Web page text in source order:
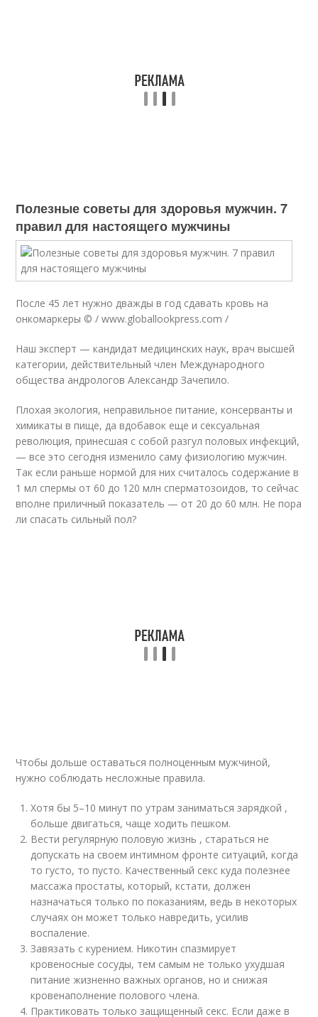
Полезные советы для здоровья мужчин. 7
правил для настоящего мужчины
После 45 лет нужно дважды в год сдавать кровь на
онкомаркеры © / www.globallookpress.com /
Наш эксперт — кандидат медицин­ских наук, врач высшей
категории, действительный член Международного
общества андрологов Александр Зачепило.
Плохая экология, неправильное питание, консерванты и
химикаты в пище, да вдобавок еще и сексуальная
революция, принесшая с собой разгул половых инфекций,
— все это сегодня изменило саму физиологию мужчин.
Так если раньше нормой для них считалось содержание в
1 мл спермы от 60 до 120 млн сперматозоидов, то сейчас
вполне приличный показатель — от 20 до 60 млн. Не пора
ли спасать сильный пол?
Чтобы дольше оставаться полноценным мужчиной,
нужно соблюдать несложные правила.
Хотя бы 5–10 минут по утрам заниматься зарядкой ,
больше двигаться, чаще ходить пешком.
Вести регулярную половую жизнь , стараться не
допускать на своем интимном фронте ситуаций, когда
то густо, то пусто. Качественный секс куда полезнее
массажа простаты, который, кстати, должен
назначаться только по показаниям, ведь в некоторых
случаях он может только навредить, усилив
воспаление.
Завязать с курением. Никотин спазмирует
кровеносные сосуды, тем самым не только ухудшая
питание жизненно важных органов, но и снижая
кровенаполнение полового члена.
Практиковать только защищенный секс. Если даже в